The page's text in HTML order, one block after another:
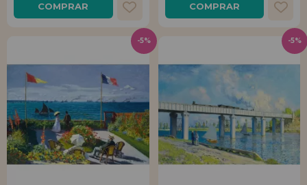
COMPRAR COMPRAR
-5% -5%